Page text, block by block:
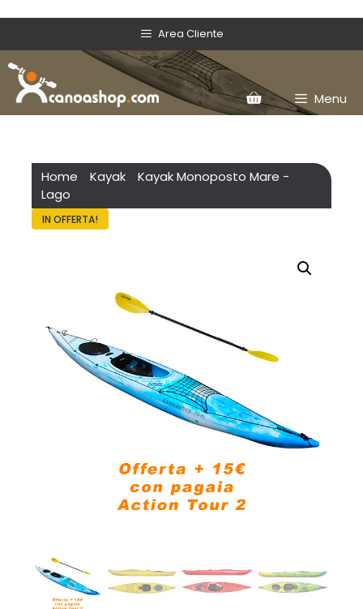
Area Cliente
Menu
Home Kayak
Kayak Monoposto Mare -
Lago
IN OFFERTA!